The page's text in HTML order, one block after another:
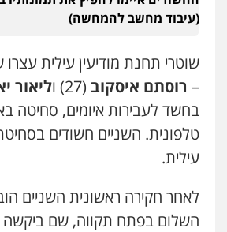
משפט פלילי
וחקירות צבאי
משרד עורכי דין חן
פלילי דיני תעבורה
0505078733
פלילי פשיעה חמורה
0507446995
(עיבוד מחשב להמחשה)
שוטרי תחנת מודיעין עילית עצרו
– רוסתם איסקוב (27) ו ליאור
בחשד לעבירות איומים, סחיטה
טלפונית. השניים חשודים
עילית.
לאחר חקירה ראשונית השניים
השלום בפתח תקווה, שם